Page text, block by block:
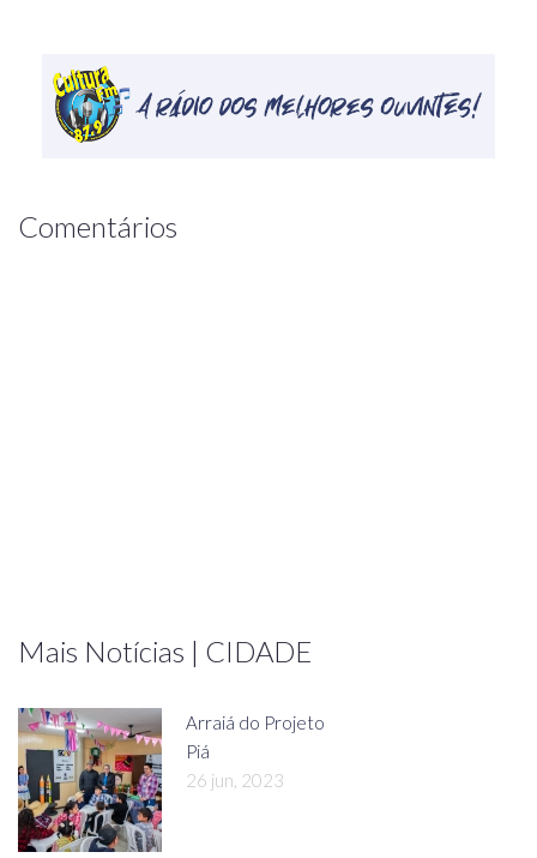
Comentários
Mais Notícias | CIDADE
Arraiá do Projeto
Piá
26 jun, 2023